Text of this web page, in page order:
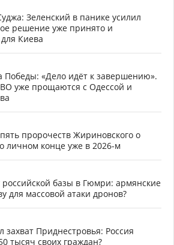
Зеленский в панике усилил
решение уже принято и
Киева
Победы: «Дело идёт к завершению».
уже прощаются с Одессой и
пророчеств Жириновского о
личном конце уже в 2026-м
базы в Гюмри: армянские
для массовой атаки дронов?
захват Приднестровья: Россия
тысяч своих граждан?